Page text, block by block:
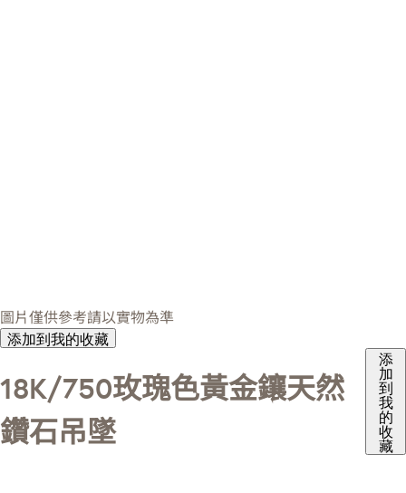
圖片僅供參考請以實物為準
添加到我的收藏
18K/750玫瑰色黃金鑲天然
鑽石吊墜
添
加
到
我
的
收
藏